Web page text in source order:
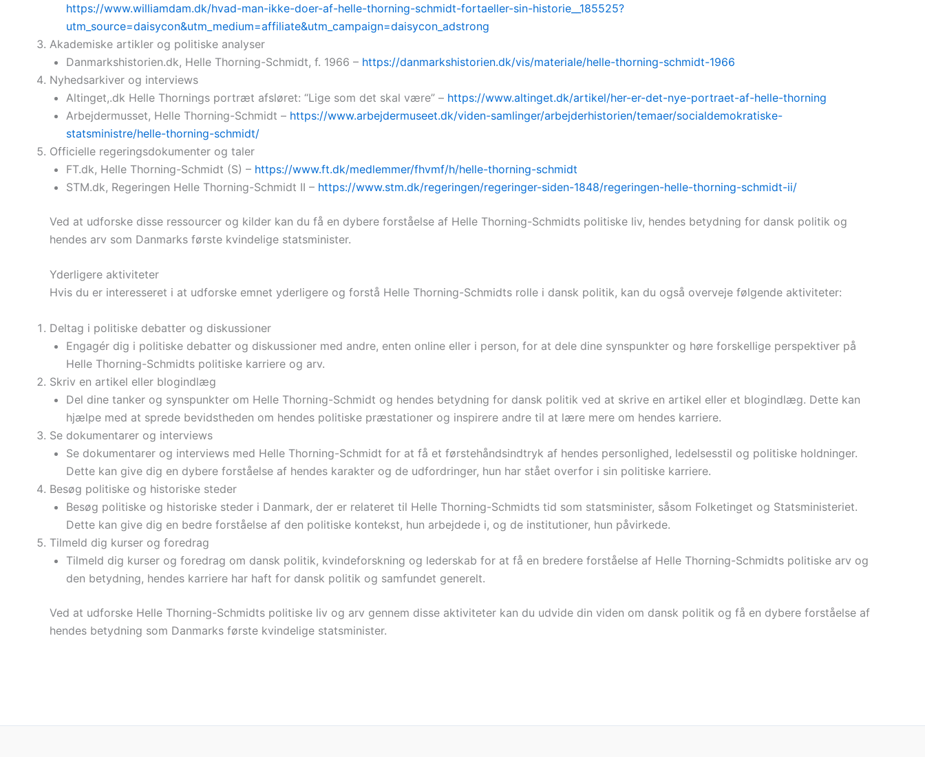
https://www.williamdam.dk/hvad-man-ikke-doer-af-helle-thorning-schmidt-fortaeller-sin-historie__185525?
utm_source=daisycon&utm_medium=affiliate&utm_campaign=daisycon_adstrong
Akademiske artikler og politiske analyser
Danmarkshistorien.dk, Helle Thorning-Schmidt, f. 1966 – https://danmarkshistorien.dk/vis/materiale/helle-thorning-schmidt-1966
Nyhedsarkiver og interviews
Altinget,.dk Helle Thornings portræt afsløret: “Lige som det skal være” – https://www.altinget.dk/artikel/her-er-det-nye-portraet-af-helle-thorning
Arbejdermusset, Helle Thorning-Schmidt – https://www.arbejdermuseet.dk/viden-samlinger/arbejderhistorien/temaer/socialdemokratiske-
statsministre/helle-thorning-schmidt/
Officielle regeringsdokumenter og taler
FT.dk, Helle Thorning-Schmidt (S) – https://www.ft.dk/medlemmer/fhvmf/h/helle-thorning-schmidt
STM.dk, Regeringen Helle Thorning-Schmidt II – https://www.stm.dk/regeringen/regeringer-siden-1848/regeringen-helle-thorning-schmidt-ii/
Ved at udforske disse ressourcer og kilder kan du få en dybere forståelse af Helle Thorning-Schmidts politiske liv, hendes betydning for dansk politik og
hendes arv som Danmarks første kvindelige statsminister.
Yderligere aktiviteter
Hvis du er interesseret i at udforske emnet yderligere og forstå Helle Thorning-Schmidts rolle i dansk politik, kan du også overveje følgende aktiviteter:
Deltag i politiske debatter og diskussioner
Engagér dig i politiske debatter og diskussioner med andre, enten online eller i person, for at dele dine synspunkter og høre forskellige perspektiver på
Helle Thorning-Schmidts politiske karriere og arv.
Skriv en artikel eller blogindlæg
Del dine tanker og synspunkter om Helle Thorning-Schmidt og hendes betydning for dansk politik ved at skrive en artikel eller et blogindlæg. Dette kan
hjælpe med at sprede bevidstheden om hendes politiske præstationer og inspirere andre til at lære mere om hendes karriere.
Se dokumentarer og interviews
Se dokumentarer og interviews med Helle Thorning-Schmidt for at få et førstehåndsindtryk af hendes personlighed, ledelsesstil og politiske holdninger.
Dette kan give dig en dybere forståelse af hendes karakter og de udfordringer, hun har stået overfor i sin politiske karriere.
Besøg politiske og historiske steder
Besøg politiske og historiske steder i Danmark, der er relateret til Helle Thorning-Schmidts tid som statsminister, såsom Folketinget og Statsministeriet.
Dette kan give dig en bedre forståelse af den politiske kontekst, hun arbejdede i, og de institutioner, hun påvirkede.
Tilmeld dig kurser og foredrag
Tilmeld dig kurser og foredrag om dansk politik, kvindeforskning og lederskab for at få en bredere forståelse af Helle Thorning-Schmidts politiske arv og
den betydning, hendes karriere har haft for dansk politik og samfundet generelt.
Ved at udforske Helle Thorning-Schmidts politiske liv og arv gennem disse aktiviteter kan du udvide din viden om dansk politik og få en dybere forståelse af
hendes betydning som Danmarks første kvindelige statsminister.